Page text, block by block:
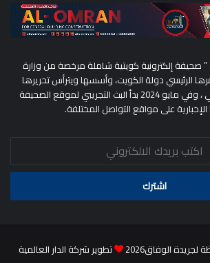
صحيفة إلكترونية كويتية شاملة مرخصة من وزارة
الرئيسي دولة الكويت، وأسسها ويترأس تحريرها
الكاتب/ مطلق الحريجي ، وفي مايو 2024 بدأ البث التجريبي لموقع الصحيفة
على مواقع التواصل المختلفة.
الوفاق2026 تطوير شركة الدار العالمية